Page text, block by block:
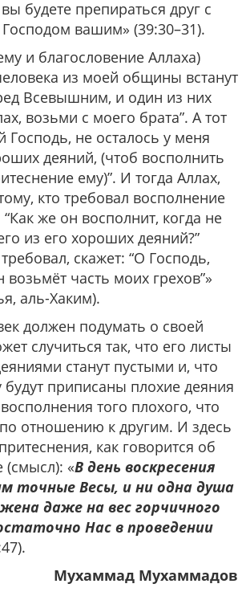
будете препираться друг с
вашим» (39:30–31).
и благословение Аллаха)
из моей общины встанут
Всевышним, и один из них
возьми с моего брата”. А тот
Господь, не осталось у меня
деяний, (чтоб восполнить
ему)”. И тогда Аллах,
кто требовал восполнение
“Как же он восполнит, когда не
из его хороших деяний?”
скажет: “О Господь,
возьмёт часть моих грехов”»
аль-Хаким).
должен подумать о своей
случиться так, что его листы
станут пустыми и, что
приписаны плохие деяния
того плохого, что
отношению к другим. И здесь
как говорится об
(смысл): «В день воскресения
точные Весы, и ни одна душа
даже на вес горчичного
Нас в проведении
Мухаммад Мухаммадов